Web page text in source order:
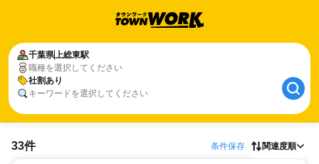
千葉県上総東駅
職種を選択してください
社割あり
キーワードを選択してください
33件 条件保存 関連度順